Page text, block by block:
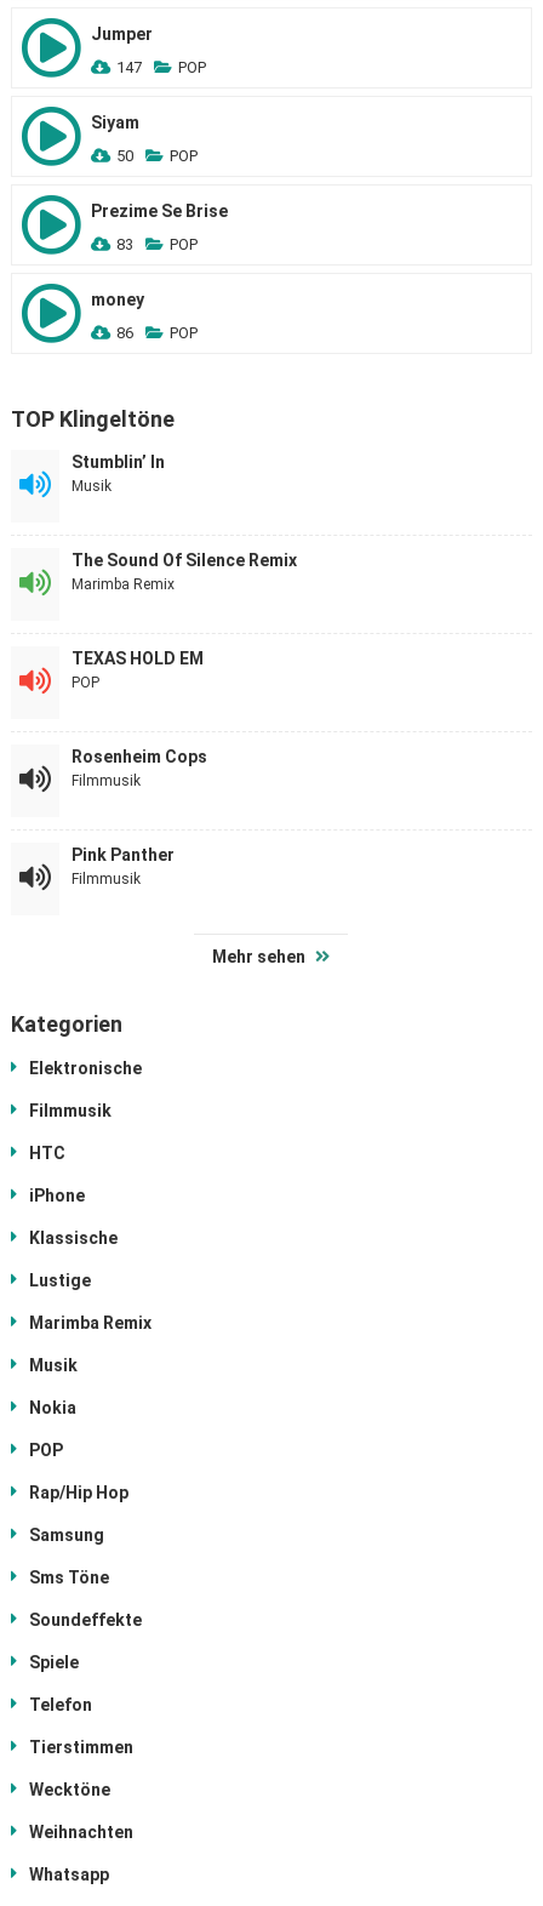
Jumper
147 POP
Siyam
50 POP
Prezime Se Brise
83 POP
money
86 POP
TOP Klingeltöne
Stumblin’ In
Musik
The Sound Of Silence Remix
Marimba Remix
TEXAS HOLD EM
POP
Rosenheim Cops
Filmmusik
Pink Panther
Filmmusik
Mehr sehen
Kategorien
Elektronische
Filmmusik
HTC
iPhone
Klassische
Lustige
Marimba Remix
Musik
Nokia
POP
Rap/Hip Hop
Samsung
Sms Töne
Soundeffekte
Spiele
Telefon
Tierstimmen
Wecktöne
Weihnachten
Whatsapp